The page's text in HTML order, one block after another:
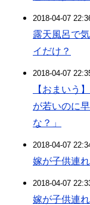
2018-04-07
露天風呂で
イだけ？
2018-04-07
【おまいう
が若いのに
な？」
2018-04-07
嫁が子供連
2018-04-07
嫁が子供連